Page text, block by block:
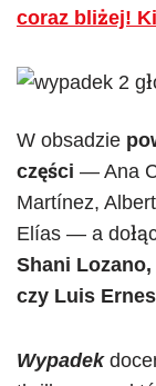
coraz bliżej!
W obsadzie
części — Ana
Martínez,
Elías — a
Shani
czy Luis
Wypadek